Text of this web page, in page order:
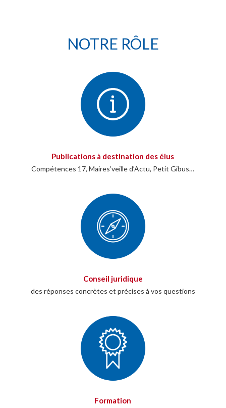
NOTRE RÔLE
Publications à destination des élus
Compétences 17, Maires’veille d’Actu, Petit Gibus…
Conseil juridique
des réponses concrètes et précises à vos questions
Formation